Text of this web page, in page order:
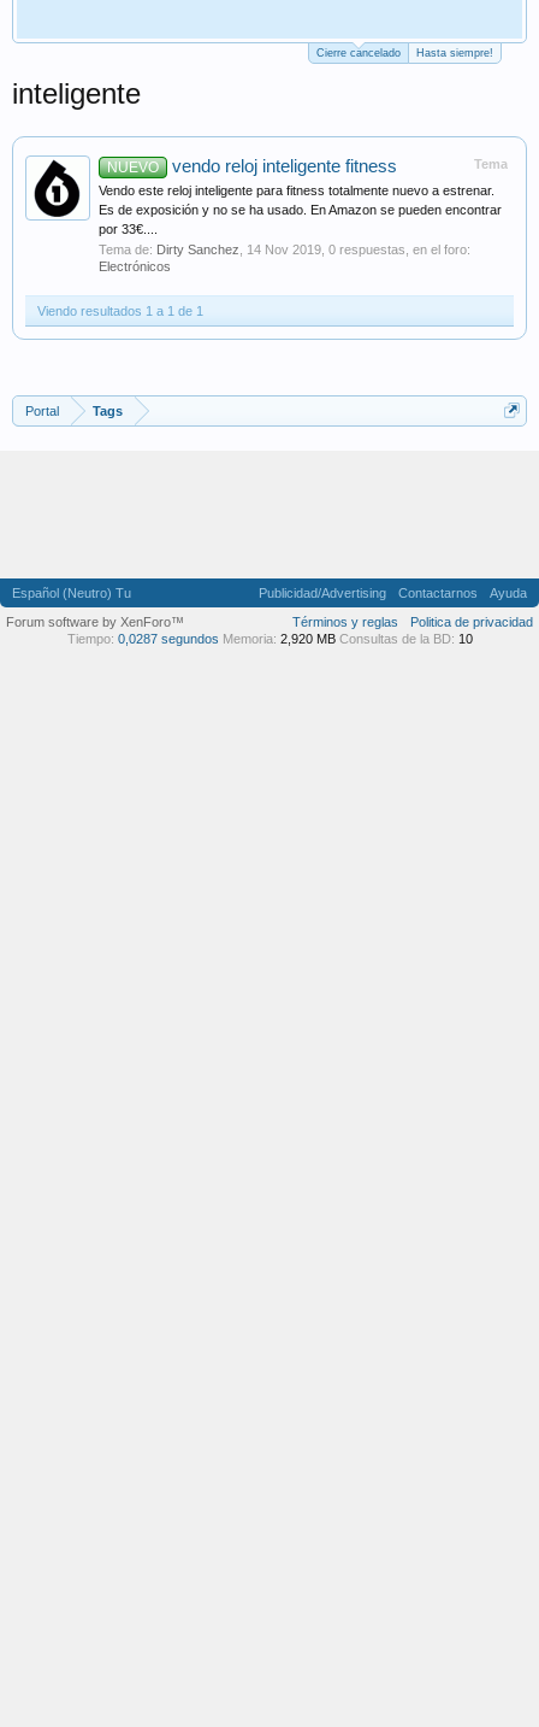
Cierre cancelado Hasta siempre!
inteligente
Tema
NUEVO vendo reloj inteligente fitness
Vendo este reloj inteligente para fitness totalmente nuevo a estrenar.
Es de exposición y no se ha usado. En Amazon se pueden encontrar
por 33€....
Tema de: Dirty Sanchez 14 Nov 2019 , 0 respuestas, en el foro:
Electrónicos
Viendo resultados 1 a 1 de 1
Portal Tags
Español (Neutro) Tu Publicidad/Advertising Contactarnos
Ayuda
Términos y reglas
Politica de privacidad
Forum software by XenForo™
Tiempo: 0,0287 segundos Memoria: 2,920 MB Consultas de la BD: 10